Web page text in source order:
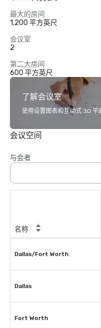
最大的房间
1,200 平方英尺
会议室
2
第二大房间
600 平方英尺
了解会议室
使用设置图表和互动式 3D 平
会议空间
与会者
名称
Dallas/Fort Worth
Dallas
Fort Worth